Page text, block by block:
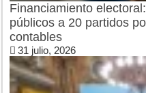
Financiamiento
públicos a 20 partidos
contables
31 julio, 2026